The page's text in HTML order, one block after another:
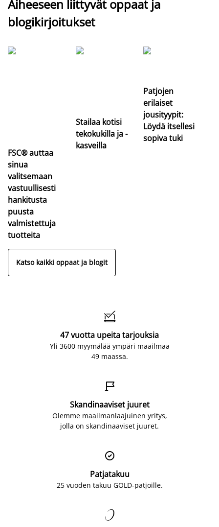
Aiheeseen liittyvät oppaat ja
blogikirjoitukset
FSC® auttaa
sinua
valitsemaan
vastuullisesti
hankitusta
puusta
valmistettuja
tuotteita
Stailaa kotisi
tekokukilla ja -
kasveilla
Patjojen
erilaiset
jousityypit:
Löydä itsellesi
sopiva tuki
Katso kaikki oppaat ja blogit

47 vuotta upeita tarjouksia
Yli 3600 myymälää ympäri maailmaa
49 maassa.

Skandinaaviset juuret
Olemme maailmanlaajuinen yritys,
jolla on skandinaaviset juuret.

Patjatakuu
25 vuoden takuu GOLD-patjoille.
